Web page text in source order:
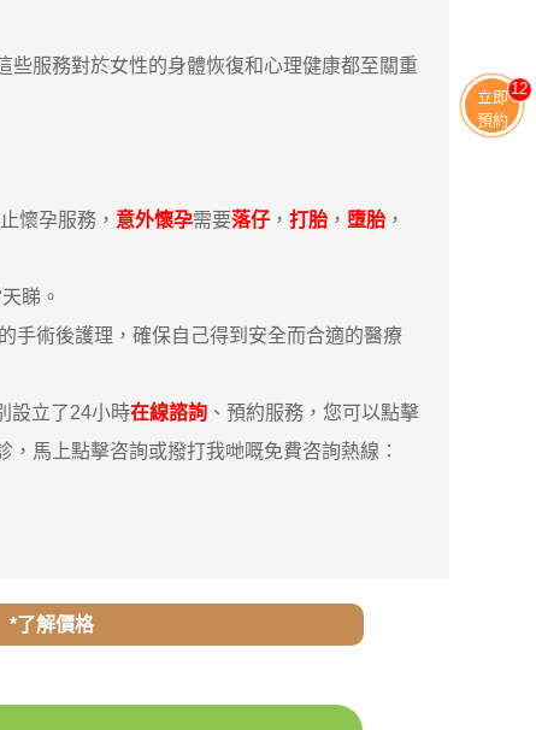
服務對於女性的身體恢復和心理健康都至關重
懷孕服務， 意外懷孕需要落仔 ， 打胎 ， 墮胎 ，
睇。
術後護理，確保自己得到安全而合適的醫療
設立了24小時在線諮詢 、預約服務，您可以點擊
馬上點擊咨詢或撥打我哋嘅免費咨詢熱線：
*了解價格
立即
預約
13